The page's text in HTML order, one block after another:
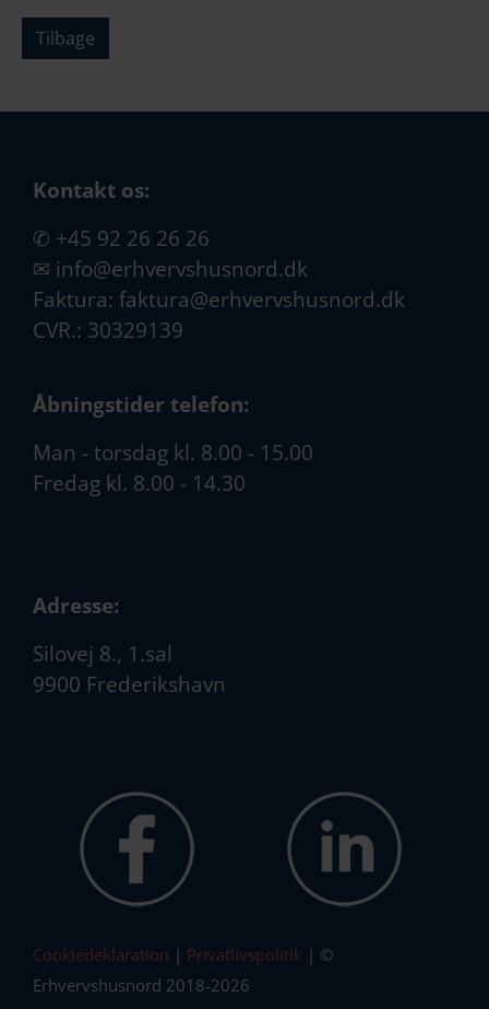
Tilbage
Kontakt os:
✆ +45 92 26 26 26
✉ info@erhvervshusnord.dk
Faktura: faktura@erhvervshusnord.dk
CVR.: 30329139
Åbningstider telefon:
Man - torsdag kl. 8.00 - 15.00
Fredag kl. 8.00 - 14.30
Adresse:
Silovej 8., 1.sal
9900 Frederikshavn
Cookiedeklaration | Privatlivspolitik | ©
Erhvervshusnord 2018-2026